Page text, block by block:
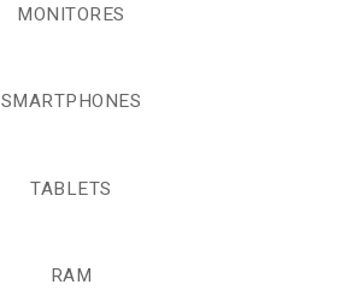
MONITORES
SMARTPHONES
TABLETS
RAM